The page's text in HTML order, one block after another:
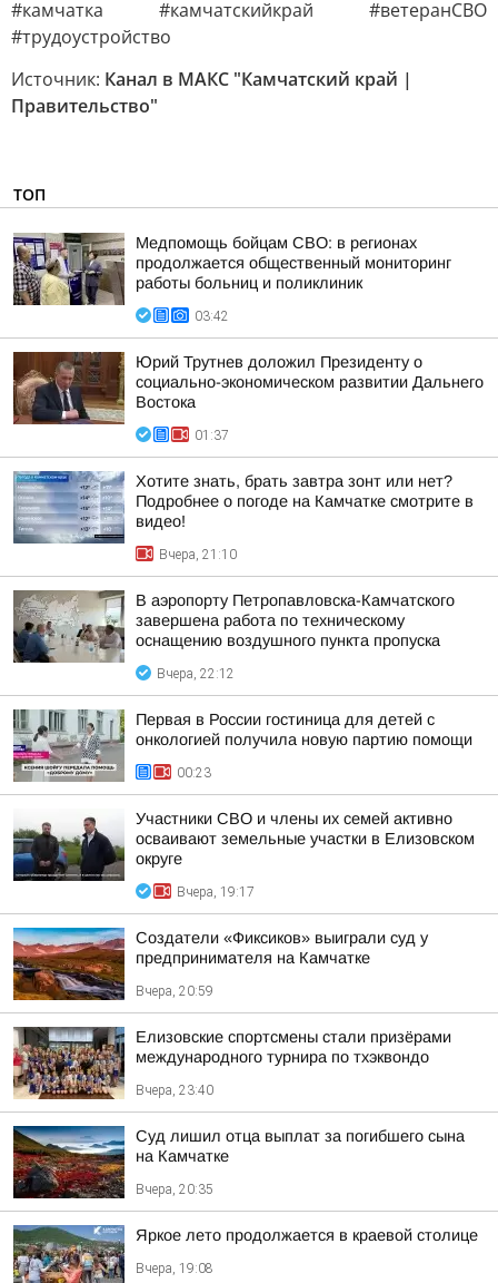
#камчатка #камчатскийкрай #ветеранСВО
#трудоустройство
Источник: Канал в МАКС "Камчатский край |
Правительство"
ТОП
Медпомощь бойцам СВО: в регионах
продолжается общественный мониторинг
работы больниц и поликлиник
03:42
Юрий Трутнев доложил Президенту о
социально-экономическом развитии Дальнего
Востока
01:37
Хотите знать, брать завтра зонт или нет?
Подробнее о погоде на Камчатке смотрите в
видео!
Вчера, 21:10
В аэропорту Петропавловска-Камчатского
завершена работа по техническому
оснащению воздушного пункта пропуска
Вчера, 22:12
Первая в России гостиница для детей с
онкологией получила новую партию помощи
00:23
Участники СВО и члены их семей активно
осваивают земельные участки в Елизовском
округе
Вчера, 19:17
Создатели «Фиксиков» выиграли суд у
предпринимателя на Камчатке
Вчера, 20:59
Елизовские спортсмены стали призёрами
международного турнира по тхэквондо
Вчера, 23:40
Суд лишил отца выплат за погибшего сына
на Камчатке
Вчера, 20:35
Яркое лето продолжается в краевой столице
Вчера, 19:08